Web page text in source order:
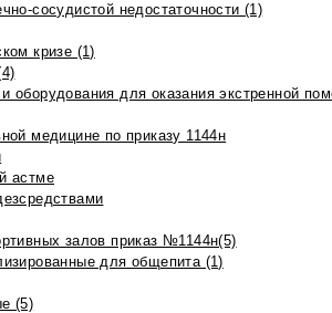
сосудистой недостаточности (1)
кризе (1)
оборудования для оказания экстренной
медицине по приказу 1144н
астме
залов приказ №1144н(5)
для общепита (1)
(5)